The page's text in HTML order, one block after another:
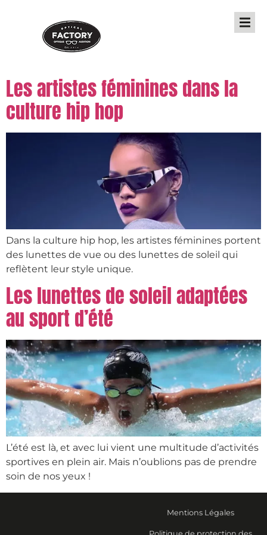
Les artistes féminines dans la
culture hip hop
Dans la culture hip hop, les artistes féminines portent
des lunettes de vue ou des lunettes de soleil qui
reflètent leur style unique.
Les lunettes de soleil adaptées
au sport d’été
L’été est là, et avec lui vient une multitude d’activités
sportives en plein air. Mais n’oublions pas de prendre
soin de nos yeux !
Mentions Légales